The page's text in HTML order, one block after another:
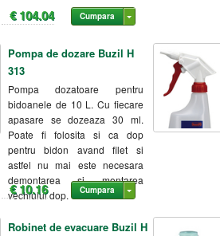
€ 104.04 Cumpara
Pompa de dozare Buzil H
313
Pompa dozatoare pentru
bidoanele de 10 L. Cu fiecare
apasare se dozeaza 30 ml.
Poate fi folosita si ca dop
pentru bidon avand filet si
astfel nu mai este necesara
demontarea si montarea
vechiului dop.
€ 10.16 Cumpara
Robinet de evacuare Buzil H